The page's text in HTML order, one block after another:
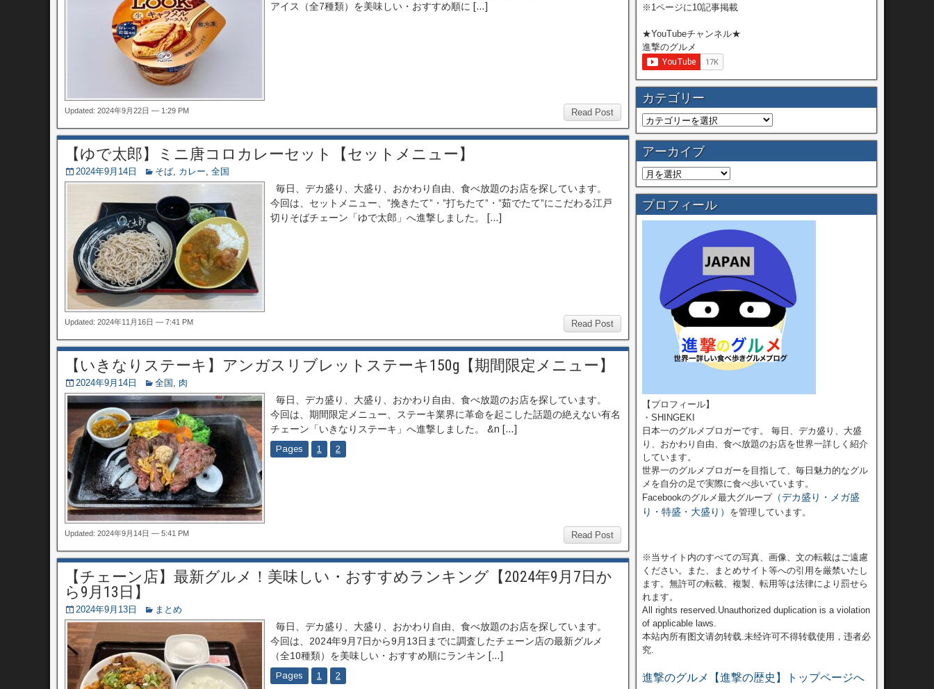
アイス（全7種類）を美味しい・おすすめ順に […]
Read Post
Updated: 2024年9月22日 — 1:29 PM
【ゆで太郎】ミニ唐コロカレーセット【セットメニュー】
2024年9月14日 そば, カレー, 全国
毎日、デカ盛り、大盛り、おかわり自由、食べ放題のお店を探しています。
今回は、セットメニュー、”挽きたて”・”打ちたて”・”茹でたて”にこだわる江戸
切りそばチェーン「ゆで太郎」へ進撃しました。 […]
Read Post
Updated: 2024年11月16日 — 7:41 PM
【いきなりステーキ】アンガスリブレットステーキ150g【期間限定メニュー】
2024年9月14日 全国 , 肉
毎日、デカ盛り、大盛り、おかわり自由、食べ放題のお店を探しています。
今回は、期間限定メニュー、ステーキ業界に革命を起こした話題の絶えない有名
チェーン「いきなりステーキ」へ進撃しました。 &n […]
Pages 1 2
Read Post
Updated: 2024年9月14日 — 5:41 PM
【チェーン店】最新グルメ！美味しい・おすすめランキング【2024年9月7日か
ら9月13日】
2024年9月13日 まとめ
毎日、デカ盛り、大盛り、おかわり自由、食べ放題のお店を探しています。
今回は、2024年9月7日から9月13日までに調査したチェーン店の最新グルメ
（全10種類）を美味しい・おすすめ順にランキン […]
Pages 1 2
※1ページに10記事掲載
★YouTubeチャンネル★
進撃のグルメ
カテゴリー
アーカイブ
プロフィール
【プロフィール】
・SHINGEKI
日本一のグルメブロガーです。 毎日、デカ盛り、大盛
り、おかわり自由、食べ放題のお店を世界一詳しく紹介
しています。
世界一のグルメブロガーを目指して、毎日魅力的なグル
メを自分の足で実際に食べ歩いています。
Facebookのグルメ最大グループ（デカ盛り・メガ盛
り・特盛・大盛り） を管理しています。
※当サイト内のすべての写真、画像、文の転載はご遠慮
ください。また、まとめサイト等への引用を厳禁いたし
ます。無許可の転載、複製、転用等は法律により罰せら
れます。
All rights reserved.Unauthorized duplication is a violation
of applicable laws.
本站內所有图文请勿转载.未经许可不得转载使用，违者必
究.
進撃のグルメ【進撃の歴史】トップページへ